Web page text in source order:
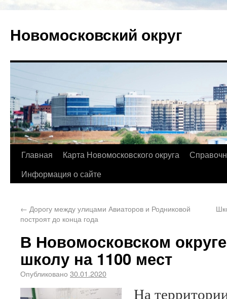
Новомосковский округ
Главная Карта Новомосковского округа
Информация о сайте
← Дорогу между улицами Авиаторов и Родниковой
построят до конца года
В Новомосковском
школу на 1100 мест
Опубликовано 30.01.2020
На